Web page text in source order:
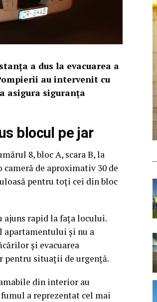
a dus la evacuarea a
au intervenit cu
asigura siguranța
blocul pe jar
8, bloc A, scara B, la
de aproximativ 30 de
pentru toţi cei din bloc
ajuns rapid la fața locului.
și nu a
și evacuarea
pentru situaţii de urgenţă.
din interior au
a reprezentat cel mai